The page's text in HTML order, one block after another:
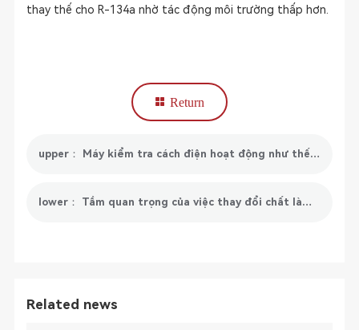
thay thế cho R-134a nhờ tác động môi trường thấp hơn.
Return
upper： Máy kiểm tra cách điện hoạt động như thế nào?
lower： Tầm quan trọng của việc thay đổi chất làm mát
Related news